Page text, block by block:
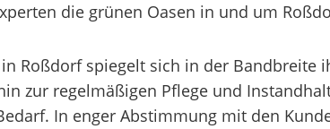
die grünen Oasen in und um
Roßdorf spiegelt sich in der Bandbreite
zur regelmäßigen Pflege und
In enger Abstimmung mit den